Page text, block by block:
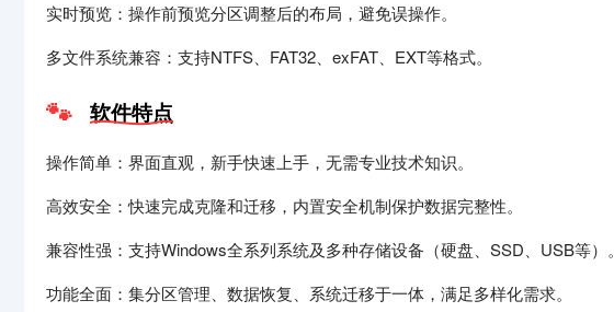
实时预览：操作前预览分区调整后的布局，避免误操作。
多文件系统兼容：支持NTFS、FAT32、exFAT、EXT等格式。
软件特点
操作简单：界面直观，新手快速上手，无需专业技术知识。
高效安全：快速完成克隆和迁移，内置安全机制保护数据完整性。
兼容性强：支持Windows全系列系统及多种存储设备（硬盘、SSD、USB等）。
功能全面：集分区管理、数据恢复、系统迁移于一体，满足多样化需求。